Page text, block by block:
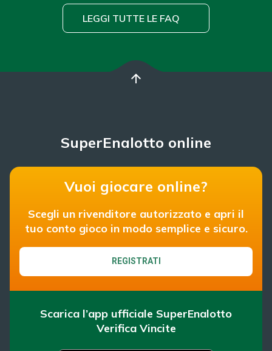
LEGGI TUTTE LE FAQ
arrow_upward
SuperEnalotto online
Vuoi giocare online?
Scegli un rivenditore autorizzato e apri il
tuo conto gioco in modo semplice e sicuro.
REGISTRATI
Scarica l’app ufficiale SuperEnalotto
Verifica Vincite